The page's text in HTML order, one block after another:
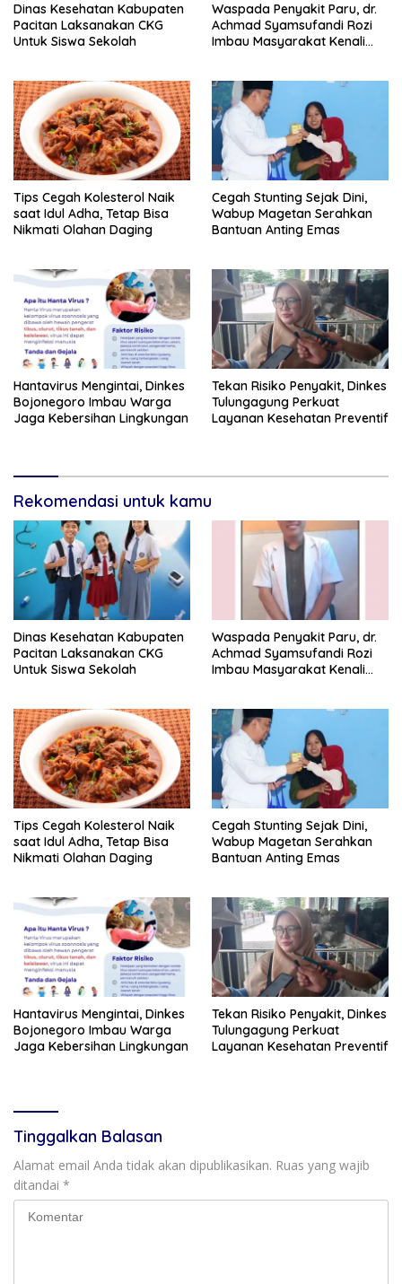
Dinas Kesehatan Kabupaten
Pacitan Laksanakan CKG
Untuk Siswa Sekolah
Waspada Penyakit Paru, dr.
Achmad Syamsufandi Rozi
Imbau Masyarakat Kenali
Tips Cegah Kolesterol Naik
saat Idul Adha, Tetap Bisa
Nikmati Olahan Daging
Cegah Stunting Sejak Dini,
Wabup Magetan Serahkan
Bantuan Anting Emas
Hantavirus Mengintai, Dinkes
Bojonegoro Imbau Warga
Jaga Kebersihan Lingkungan
Tekan Risiko Penyakit, Dinkes
Tulungagung Perkuat
Layanan Kesehatan Preventif
Rekomendasi untuk kamu
Dinas Kesehatan Kabupaten
Pacitan Laksanakan CKG
Untuk Siswa Sekolah
Waspada Penyakit Paru, dr.
Achmad Syamsufandi Rozi
Imbau Masyarakat Kenali
Tips Cegah Kolesterol Naik
saat Idul Adha, Tetap Bisa
Nikmati Olahan Daging
Cegah Stunting Sejak Dini,
Wabup Magetan Serahkan
Bantuan Anting Emas
Hantavirus Mengintai, Dinkes
Bojonegoro Imbau Warga
Jaga Kebersihan Lingkungan
Tekan Risiko Penyakit, Dinkes
Tulungagung Perkuat
Layanan Kesehatan Preventif
Tinggalkan Balasan
Alamat email Anda tidak akan dipublikasikan. Ruas yang wajib
ditandai *